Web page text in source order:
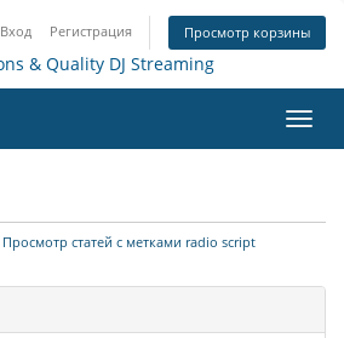
Вход Регистрация Просмотр корзины
Просмотр статей с метками radio script